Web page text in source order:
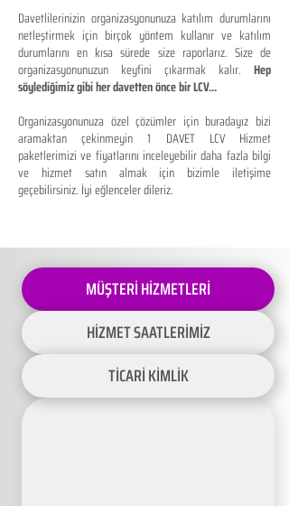
Davetlilerinizin organizasyonunuza katılım durumlarını
netleştirmek için birçok yöntem kullanır ve katılım
durumlarını en kısa sürede size raporlarız. Size de
organizasyonunuzun keyfini çıkarmak kalır. Hep
söylediğimiz gibi her davetten önce bir LCV...
Organizasyonunuza özel çözümler için buradayız bizi
aramaktan çekinmeyin 1 DAVET LCV Hizmet
paketlerimizi ve fiyatlarını inceleyebilir daha fazla bilgi
ve hizmet satın almak için bizimle iletişime
geçebilirsiniz. İyi eğlenceler dileriz.
MÜŞTERİ HİZMETLERİ
HİZMET SAATLERİMİZ
TİCARİ KİMLİK